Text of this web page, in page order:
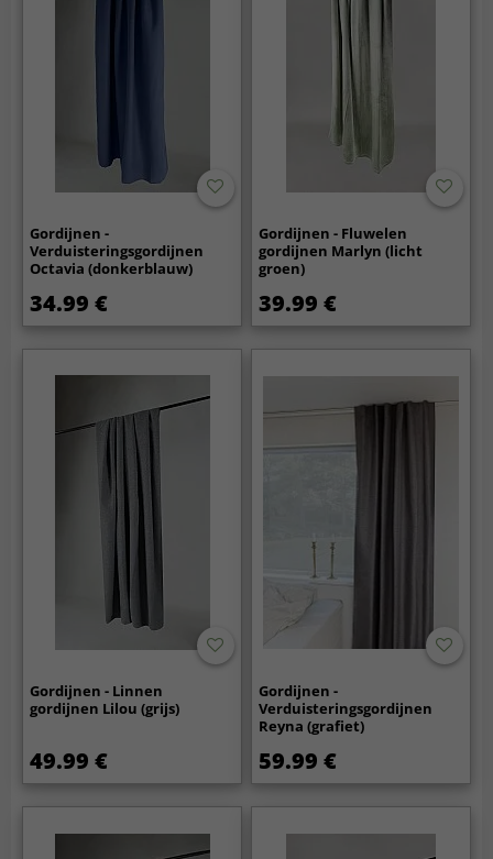
Gordijnen -
Verduisteringsgordijnen
Octavia (donkerblauw)
34.99 €
Gordijnen - Fluwelen
gordijnen Marlyn (licht
groen)
39.99 €
Gordijnen - Linnen
gordijnen Lilou (grijs)
49.99 €
Gordijnen -
Verduisteringsgordijnen
Reyna (grafiet)
59.99 €